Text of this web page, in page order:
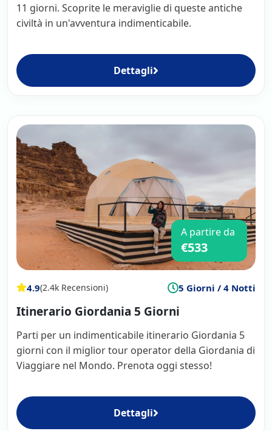
11 giorni. Scoprite le meraviglie di queste antiche
civiltà in un'avventura indimenticabile.
Dettagli
A partire da
€533
4.9(2.4k Recensioni) 5 Giorni / 4 Notti
Itinerario Giordania 5 Giorni
Parti per un indimenticabile itinerario Giordania 5
giorni con il miglior tour operator della Giordania di
Viaggiare nel Mondo. Prenota oggi stesso!
Dettagli